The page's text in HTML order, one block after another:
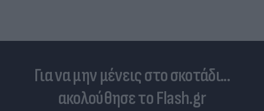
Για να μην μένεις στο σκοτάδι...
ακολούθησε το Flash.gr